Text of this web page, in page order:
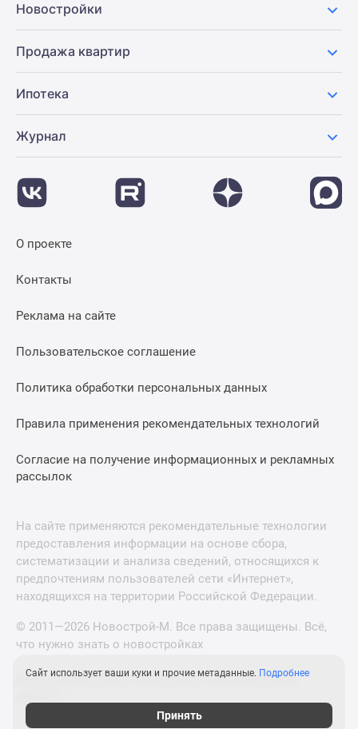
Новостройки
Продажа квартир
Ипотека
Журнал
О проекте
Контакты
Реклама на сайте
Пользовательское соглашение
Политика обработки персональных данных
Правила применения рекомендательных технологий
Согласие на получение информационных и рекламных
рассылок
На сайте применяются рекомендательные технологии
предоставления информации на основе сбора,
систематизации и анализа сведений, относящихся к
предпочтениям пользователей сети «Интернет»,
находящихся на территории Российской Федерации.
© 2011—2026 Новострой-М. Все права защищены. Всё,
что нужно знать о новостройках
Новостройки Санкт-Петербурга и Ленинградской
Сайт использует ваши куки и прочие метаданные. Подробнее
Принять